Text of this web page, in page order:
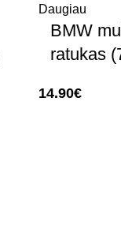
Daugiau
BMW
ratukas
14.90€